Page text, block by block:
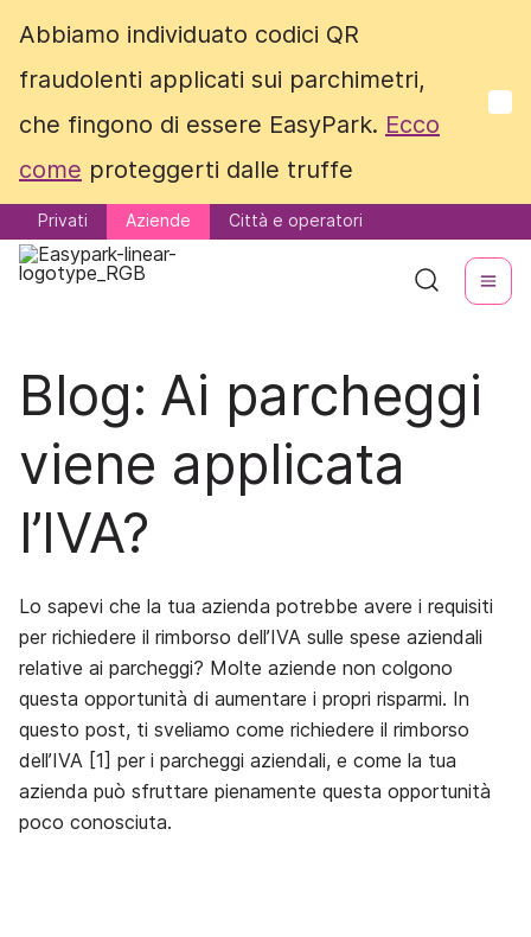
Abbiamo individuato codici QR
fraudolenti applicati sui parchimetri,
che fingono di essere EasyPark. Ecco
come proteggerti dalle truffe
Privati Aziende Città e operatori
Abbiamo individuato codici QR
fraudolenti applicati sui parchimetri,
che fingono di essere EasyPark. Ecco
come proteggerti dalle truffe
Privati Aziende Città e operatori
Blog: Ai parcheggi
viene applicata
l’IVA?
Lo sapevi che la tua azienda potrebbe avere i requisiti
per richiedere il rimborso dell’IVA sulle spese aziendali
relative ai parcheggi? Molte aziende non colgono
questa opportunità di aumentare i propri risparmi. In
questo post, ti sveliamo come richiedere il rimborso
dell’IVA [1] per i parcheggi aziendali, e come la tua
azienda può sfruttare pienamente questa opportunità
poco conosciuta.